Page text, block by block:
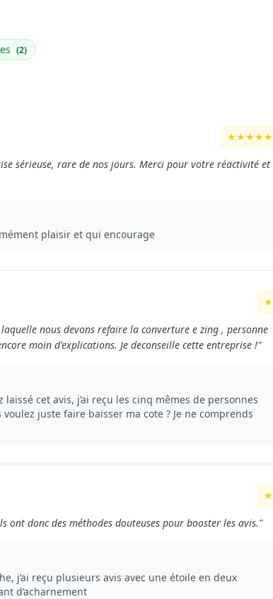
(2)
★★★★★
sérieuse, rare de nos jours. Merci pour votre réactivité et
plaisir et qui encourage
★
nous devons refaire la converture e zing , personne
moin d'explications. Je deconseille cette entreprise !"
laissé cet avis, j’ai reçu les cinq mêmes de personnes
juste faire baisser ma cote ? Je ne comprends
★
donc des méthodes douteuses pour booster les avis."
j’ai reçu plusieurs avis avec une étoile en deux
d’acharnement